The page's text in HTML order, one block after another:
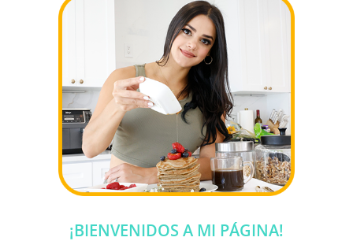
¡BIENVENIDOS A MI PÁGINA!